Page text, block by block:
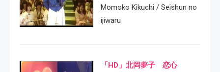
Momoko Kikuchi / Seishun no
ijiwaru
「HD」北岡夢子 恋心